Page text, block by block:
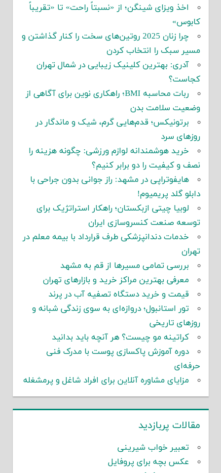
اخذ ویزای شینگن؛ از «نسبتاً راحت» تا «تقریباً
کابوس»
چرا زنان 2025 روتین‌های سخت را کنار گذاشتن و
مسیر سبک را انتخاب کردن
آدری: بهترین کلینیک زیبایی در شمال تهران
کجاست؟
ربات محاسبه BMI؛ راهکاری نوین برای آگاهی از
وضعیت سلامت بدن
برتونیکس؛ قدم‌هایی گرم، شیک و ماندگار در
روزهای سرد
خرید هوشمندانه لوازم ورزشی: چگونه هزینه را
نصف و کیفیت را دو برابر کنیم؟
هایفوتراپی در مشهد: راز جوانی بدون جراحی با
دابلو گلد پریمیوم!
لوبیا چیتی ازبکستان؛ راهکار استراتژیک برای
توسعه صنعت کنسروسازی ایران
خدمات دندانپزشکی طرف قرارداد با بیمه معلم در
تهران
بررسی تمامی مسیرها از قم به مشهد
معرفی بهترین مراکز خرید و بازارهای تهران
قیمت و خرید دستگاه تصفیه آب در پرند
تور استانبول؛ دروازه‌ای به سوی زندگی شبانه و
روزهای تاریخی
کراتینه مو چیست؟ هر آنچه باید بدانید
دوره آموزش پاکسازی پوست با مدرک فنی
حرفه‌ای
مزایای مشاوره آنلاین برای افراد شاغل و پرمشغله
مقالات پربازدید
تعبیر خواب شیرینی
عکس بچه برای پروفایل